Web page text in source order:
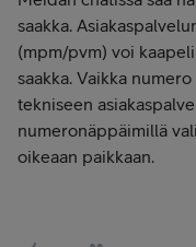
saakka.
(mpm/pvm) voi
saakka. Vaikka
tekniseen
numeronäppäimillä
oikeaan paikkaan.